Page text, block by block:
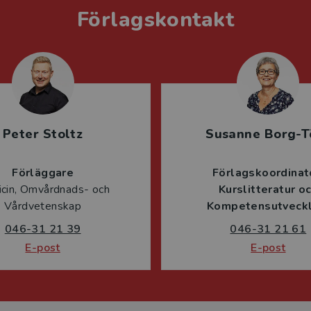
Förlagskontakt
Peter Stoltz
Förläggare
Omvårdnads- och
Vårdvetenskap
046-31 21 39
E-post
Susanne Borg-
Kurslitteratur
046-31 21 61
E-post